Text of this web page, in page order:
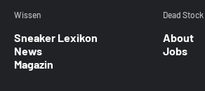
Wissen
Sneaker Lexikon
News
Magazin
Dead Stock
About
Jobs